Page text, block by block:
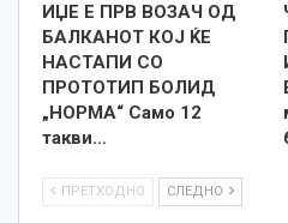
ИЏЕ Е ПРВ ВОЗАЧ ОД
БАЛКАНОТ КОЈ ЌЕ
НАСТАПИ СО
ПРОТОТИП БОЛИД
„НОРМА“ Само 12
такви…
ПРЕТХОДНО СЛЕДНО